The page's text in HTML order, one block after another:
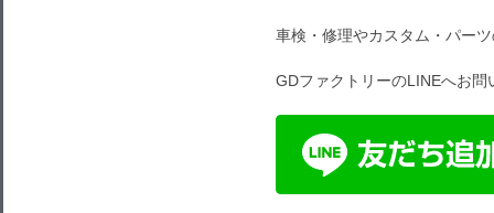
車検・修理やカスタム・パー
GDファクトリーのLINEへお問